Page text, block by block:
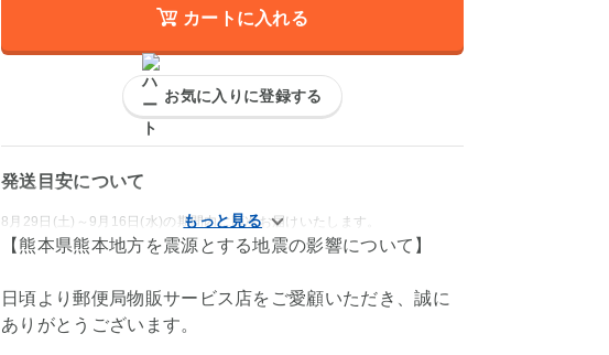
カートに入れる
お気に入りに登録する
発送目安について
8月29日(土)～9月16日(水)の期間内に順次お届けいたします。
【熊本県熊本地方を震源とする地震の影響について】
日頃より郵便局物販サービス店をご愛顧いただき、誠に
ありがとうございます。